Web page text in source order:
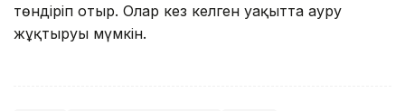
төндіріп отыр. Олар кез келген уақытта ауру
жұқтыруы мүмкін.